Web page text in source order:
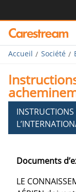
Activités
Société
Société
Contactez-
Accueil Société
Documents
LE